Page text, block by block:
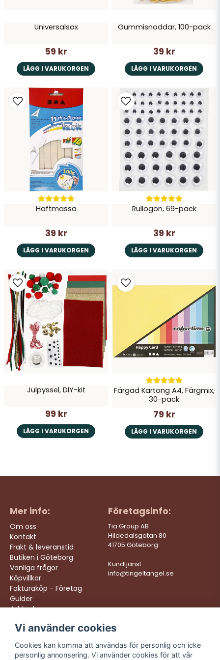
Skicka fråga
Universalsax
59 kr
LÄGG I VARUKORGEN
Gummisnoddar, 100-pack
39 kr
LÄGG I VARUKORGEN
Häftmassa
39 kr
LÄGG I VARUKORGEN
Rullögon, 69-pack
39 kr
LÄGG I VARUKORGEN
Julpyssel, DIY-kit
99 kr
LÄGG I VARUKORGEN
Färgad Kartong A4, Färgmix,
30-pack
79 kr
LÄGG I VARUKORGEN
Mer info:
Om oss
Kontakt
Frakt & leveranstid
Butiken i Göteborg
Vanliga frågor
Köpvillkor
Fakturaköp - Företag
Guider
Jobba hos oss
Företagsinfo:
Tia Group AB
Hildedalsgatan 80
41705 Göteborg
Kundtjänst:
info@tingeltangel.se
Följ oss:
Instagram
Vi levererar:
Snabba leveranser
Trygga köp
Vi använder cookies
Cookies kan komma att användas för personlig och icke
personlig annonsering. Vi använder cookies för att vår